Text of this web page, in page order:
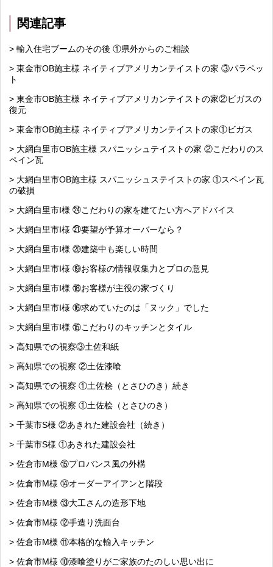
関連記事
> 輸入住宅ブームのその後 ①県外からのご相談
> 東金市OB施主様 ネイティブアメリカンテイストの家 ③パラペッ
ト
> 東金市OB施主様 ネイティブアメリカンテイストの家②ビガスの
復元
> 東金市OB施主様 ネイティブアメリカンテイストの家①ビガス
> 大網白里市OB施主様 スパニッシュテイストの家 ②こだわりのス
ペイン瓦
> 大網白里市OB施主様 スパニッシュステイストの家 ①スペイン瓦
の破損
> 大網白里市I様 ㉔こだわりの家を建てたい方へアドバイス
> 大網白里市I様 ㉑要望が予算オーバーなら？
> 大網白里市I様 ⑳建築中も楽しい時間
> 大網白里市I様 ⑲お客様の情報収集力とプロの意見
> 大網白里市I様 ⑱お客様が主役の家づくり
> 大網白里市I様 ⑯求めていたのは「ヌック」でした
> 大網白里市I様 ⑮こだわりのキッチンとタイル
> 高知県での視察③土佐和紙
> 高知県での視察 ②土佐漆喰
> 高知県での視察 ①土佐桧（とさひのき）続き
> 高知県での視察 ①土佐桧（とさひのき）
> 千葉市S様 ②あきれた建設会社（続き）
> 千葉市S様 ①あきれた建設会社
> 佐倉市M様 ⑮プロバンス風の外構
> 佐倉市M様 ⑭オーダーアイアンと階段
> 佐倉市M様 ⑬大工さんの造形下地
> 佐倉市M様 ⑫手造り洗面台
> 佐倉市M様 ⑪本格的な輸入キッチン
> 佐倉市M様 ⑩漆喰塗りがご家族のたのしい思い出に